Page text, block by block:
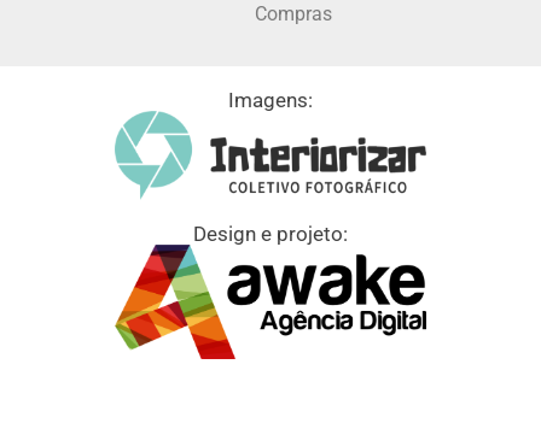
Compras
Imagens:
Design e projeto: